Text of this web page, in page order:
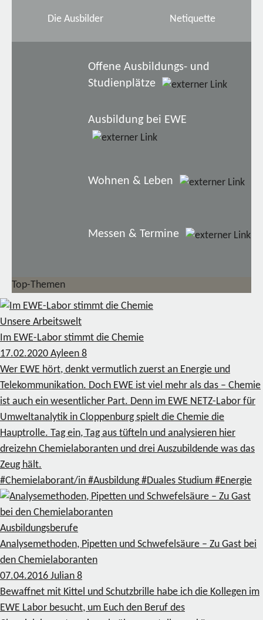
Die Ausbilder Netiquette
Offene Ausbildungs- und
Studienplätze
Ausbildung bei EWE
Wohnen & Leben
Messen & Termine
Top-Themen
Unsere Arbeitswelt
Im EWE-Labor stimmt die Chemie
17.02.2020 Ayleen 8
Wer EWE hört, denkt vermutlich zuerst an Energie und
Telekommunikation. Doch EWE ist viel mehr als das – Chemie
ist auch ein wesentlicher Part. Denn im EWE NETZ-Labor für
Umweltanalytik in Cloppenburg spielt die Chemie die
Hauptrolle. Tag ein, Tag aus tüfteln und analysieren hier
dreizehn Chemielaboranten und drei Auszubildende was das
Zeug hält.
#Chemielaborant/in #Ausbildung #Duales Studium #Energie
Ausbildungsberufe
Analysemethoden, Pipetten und Schwefelsäure – Zu Gast bei
den Chemielaboranten
07.04.2016 Julian 8
Bewaffnet mit Kittel und Schutzbrille habe ich die Kollegen im
EWE Labor besucht, um Euch den Beruf des